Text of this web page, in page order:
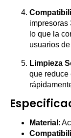
impresoras
lo que la
usuarios
Limpieza
que reduce
Material :